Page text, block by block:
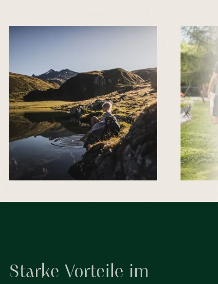
Starke Vorteile im